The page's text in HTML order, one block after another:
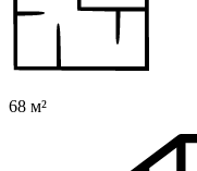
68 м²